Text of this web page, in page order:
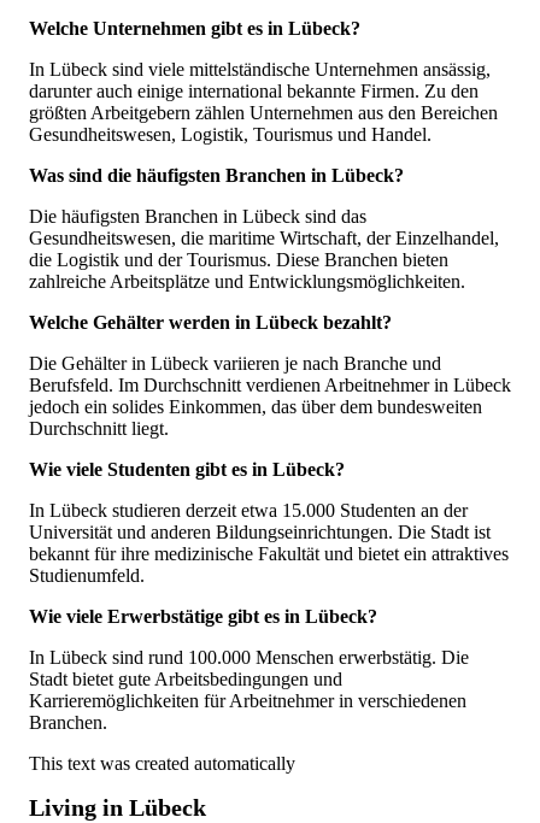
Welche Unternehmen gibt es in Lübeck?
In Lübeck sind viele mittelständische Unternehmen ansässig,
darunter auch einige international bekannte Firmen. Zu den
größten Arbeitgebern zählen Unternehmen aus den Bereichen
Gesundheitswesen, Logistik, Tourismus und Handel.
Was sind die häufigsten Branchen in Lübeck?
Die häufigsten Branchen in Lübeck sind das
Gesundheitswesen, die maritime Wirtschaft, der Einzelhandel,
die Logistik und der Tourismus. Diese Branchen bieten
zahlreiche Arbeitsplätze und Entwicklungsmöglichkeiten.
Welche Gehälter werden in Lübeck bezahlt?
Die Gehälter in Lübeck variieren je nach Branche und
Berufsfeld. Im Durchschnitt verdienen Arbeitnehmer in Lübeck
jedoch ein solides Einkommen, das über dem bundesweiten
Durchschnitt liegt.
Wie viele Studenten gibt es in Lübeck?
In Lübeck studieren derzeit etwa 15.000 Studenten an der
Universität und anderen Bildungseinrichtungen. Die Stadt ist
bekannt für ihre medizinische Fakultät und bietet ein attraktives
Studienumfeld.
Wie viele Erwerbstätige gibt es in Lübeck?
In Lübeck sind rund 100.000 Menschen erwerbstätig. Die
Stadt bietet gute Arbeitsbedingungen und
Karrieremöglichkeiten für Arbeitnehmer in verschiedenen
Branchen.
This text was created automatically
Living in Lübeck